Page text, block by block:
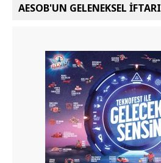
AESOB'UN GELENEKSEL İFTARI